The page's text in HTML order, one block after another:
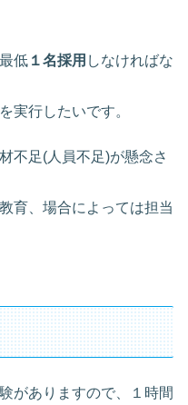
低 １名採用 しなければな
実行したいです。
不足(人員不足)が懸念さ
育、場合によっては担当
がありますので、１時間